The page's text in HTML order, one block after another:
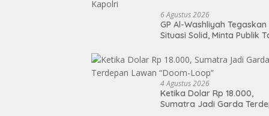
6 Agustus 2026
GP Al-Washliyah Tegaskan
Situasi Solid, Minta Publik
Pergantian Kapolri
4 Agustus 2026
Ketika Dolar Rp 18.000,
Sumatra Jadi Garda